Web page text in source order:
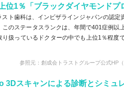
位1％「ブラックダイヤモンドプ
スト歯科は、インビザラインジャパンの認
このステータスランクは、年間で401症例
り扱っているドクターの中でも上位1％程度
参照元：創成会トラストグループ公式HP
3Dスキャンによる診断とシミュ